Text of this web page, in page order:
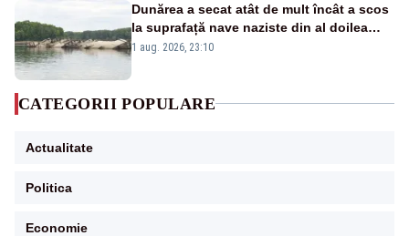
Dunărea a secat atât de mult încât a scos
la suprafață nave naziste din al doilea
război mondial
1 aug. 2026, 23:10
CATEGORII POPULARE
Actualitate
Politica
Economie